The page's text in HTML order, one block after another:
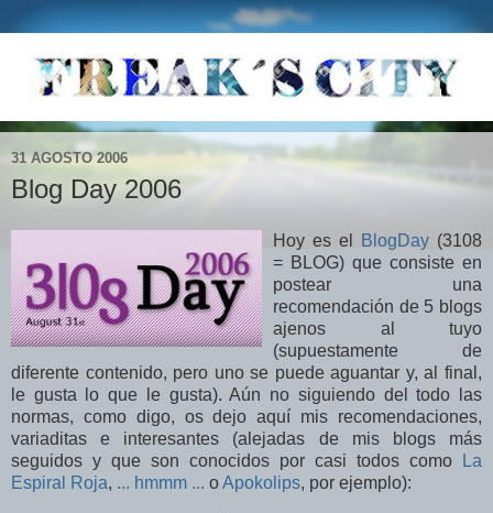
31 AGOSTO 2006
Blog Day 2006
Hoy es el BlogDay (3108
= BLOG) que consiste en
postear una
recomendación de 5 blogs
ajenos al tuyo
(supuestamente de
diferente contenido, pero uno se puede aguantar y, al final,
le gusta lo que le gusta). Aún no siguiendo del todo las
normas, como digo, os dejo aquí mis recomendaciones,
variaditas e interesantes (alejadas de mis blogs más
seguidos y que son conocidos por casi todos como
La
Espiral Roja, ... hmmm ... oApokolips, por ejemplo):